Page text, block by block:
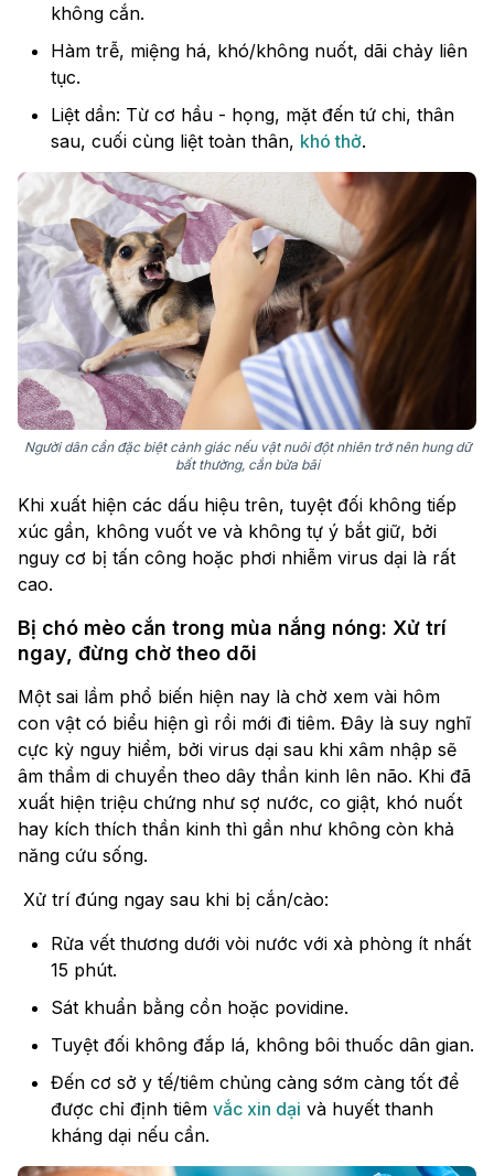
không cắn.
Hàm trễ, miệng há, khó/không nuốt, dãi chảy liên
tục.
Liệt dần: Từ cơ hầu - họng, mặt đến tứ chi, thân
sau, cuối cùng liệt toàn thân, khó thở.
Người dân cần đặc biệt cảnh giác nếu vật nuôi đột nhiên trở nên hung dữ
bất thường, cắn bừa bãi
Khi xuất hiện các dấu hiệu trên, tuyệt đối không tiếp
xúc gần, không vuốt ve và không tự ý bắt giữ, bởi
nguy cơ bị tấn công hoặc phơi nhiễm virus dại là rất
cao.
Bị chó mèo cắn trong mùa nắng nóng: Xử trí
ngay, đừng chờ theo dõi
Một sai lầm phổ biến hiện nay là chờ xem vài hôm
con vật có biểu hiện gì rồi mới đi tiêm. Đây là suy nghĩ
cực kỳ nguy hiểm, bởi virus dại sau khi xâm nhập sẽ
âm thầm di chuyển theo dây thần kinh lên não. Khi đã
xuất hiện triệu chứng như sợ nước, co giật, khó nuốt
hay kích thích thần kinh thì gần như không còn khả
năng cứu sống.
Xử trí đúng ngay sau khi bị cắn/cào:
Rửa vết thương dưới vòi nước với xà phòng ít nhất
15 phút.
Sát khuẩn bằng cồn hoặc povidine.
Tuyệt đối không đắp lá, không bôi thuốc dân gian.
Đến cơ sở y tế/tiêm chủng càng sớm càng tốt để
được chỉ định tiêm vắc xin dại và huyết thanh
kháng dại nếu cần.